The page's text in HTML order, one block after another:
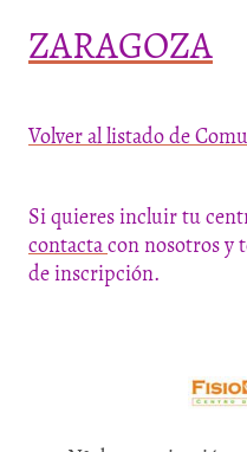
ZARAGOZA
Volver al listado de
Si quieres incluir tu
contactacon nosotros y
de inscripción.